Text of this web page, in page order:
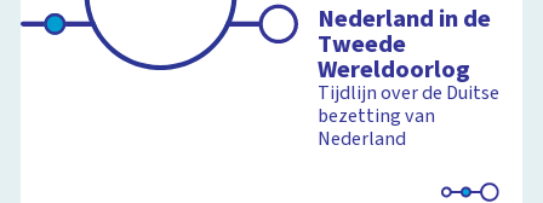
Nederland in de
Tweede
Wereldoorlog
Tijdlijn over de Duitse
bezetting van
Nederland